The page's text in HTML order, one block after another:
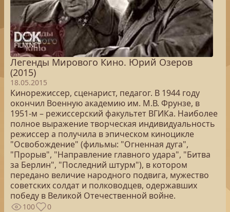
Легенды Мирового Кино. Юрий Озеров
(2015)
18.05.2015
Кинорежиссер, сценарист, педагог. В 1944 году
окончил Военную академию им. М.В. Фрунзе, в
1951-м – режиссерский факультет ВГИКа. Наиболее
полное выражение творческая индивидуальность
режиссер а получила в эпическом киноцикле
"Освобождение" (фильмы: "Огненная дуга",
"Прорыв", "Направление главного удара", "Битва
за Берлин", "Последний штурм"), в котором
передано величие народного подвига, мужество
советских солдат и полководцев, одержавших
победу в Великой Отечественной войне.
100 0